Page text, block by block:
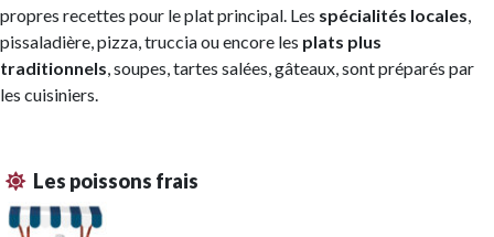
propres recettes pour le plat principal. Les spécialités locales,
pissaladière, pizza, truccia ou encore les plats plus
traditionnels, soupes, tartes salées, gâteaux, sont préparés par
les cuisiniers.
Les poissons frais